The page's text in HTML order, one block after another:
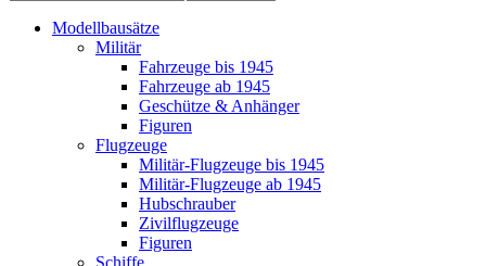
Modellbausätze
Militär
Fahrzeuge bis 1945
Fahrzeuge ab 1945
Geschütze & Anhänger
Figuren
Flugzeuge
Militär-Flugzeuge bis 1945
Militär-Flugzeuge ab 1945
Hubschrauber
Zivilflugzeuge
Figuren
Schiffe